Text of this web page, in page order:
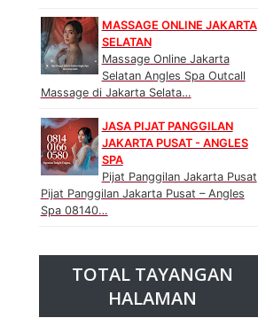
MASSAGE ONLINE JAKARTA
SELATAN
Massage Online Jakarta
Selatan Angles Spa Outcall
Massage di Jakarta Selata…
JASA PIJAT PANGGILAN
JAKARTA PUSAT - ANGLES
SPA
Pijat Panggilan Jakarta Pusat
Pijat Panggilan Jakarta Pusat – Angles
Spa 08140…
TOTAL TAYANGAN
HALAMAN